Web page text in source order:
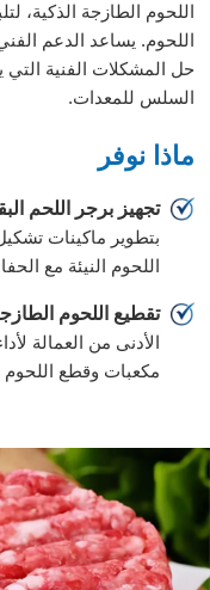
اللحوم الطازجة الذكية،
اللحوم. يساعد الدعم
حل المشكلات الفنية التي
السلس للمعدات.
ماذا نوفر
تجهيز برجر اللحم
بتطوير ماكينات
اللحوم النيئة مع
تقطيع اللحوم
الأدنى من العمالة
مكعبات وقطع اللحوم